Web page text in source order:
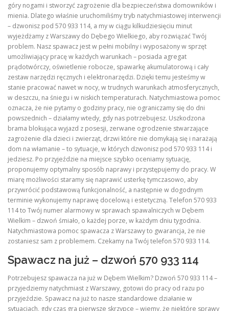
góry nogami i stworzyć zagrożenie dla bezpieczeństwa domowników i
mienia. Dlatego właśnie uruchomiliśmy tryb natychmiastowej interwencji
– dzwonisz pod 570 933 114, a my w ciągu kilkudziesięciu minut
wyjeżdżamy z Warszawy do Dębego Wielkiego, aby rozwiązać Twój
problem. Nasz spawacz jest w pełni mobilny i wyposażony w sprzęt
umożliwiający pracę w każdych warunkach – posiada agregat
prądotwórczy, oświetlenie robocze, spawarkę akumulatorową i cały
zestaw narzędzi ręcznych i elektronarzędzi. Dzięki temu jesteśmy w
stanie pracować nawet w nocy, w trudnych warunkach atmosferycznych,
w deszczu, na śniegu i w niskich temperaturach. Natychmiastowa pomoc
oznacza, że nie pytamy o godziny pracy, nie ograniczamy się do dni
powszednich – działamy wtedy, gdy nas potrzebujesz. Uszkodzona
brama blokująca wyjazd z posesji, zerwane ogrodzenie stwarzające
zagrożenie dla dzieci i zwierząt, drzwi które nie domykają się i narażają
dom na włamanie – to sytuacje, w których dzwonisz pod 570 933 114 i
jedziesz. Po przyjeździe na miejsce szybko oceniamy sytuację,
proponujemy optymalny sposób naprawy i przystępujemy do pracy. W
miarę możliwości staramy się naprawić usterkę tymczasowo, aby
przywrócić podstawową funkcjonalność, a następnie w dogodnym
terminie wykonujemy naprawę docelową i estetyczną. Telefon 570 933
114 to Twój numer alarmowy w sprawach spawalniczych w Dębem
Wielkim – dzwoń śmiało, o każdej porze, w każdym dniu tygodnia.
Natychmiastowa pomoc spawacza z Warszawy to gwarancja, że nie
zostaniesz sam z problemem. Czekamy na Twój telefon 570 933 114.
Spawacz na już – dzwoń 570 933 114
Potrzebujesz spawacza na już w Dębem Wielkim? Dzwoń 570 933 114 –
przyjedziemy natychmiast z Warszawy, gotowi do pracy od razu po
przyjeździe. Spawacz na już to nasze standardowe działanie w
sytuacjach, gdy czas gra pierwsze skrzypce – wiemy, że niektóre sprawy